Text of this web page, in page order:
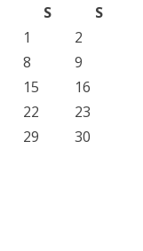
S
S
1
2
8
9
15
16
22
23
29
30